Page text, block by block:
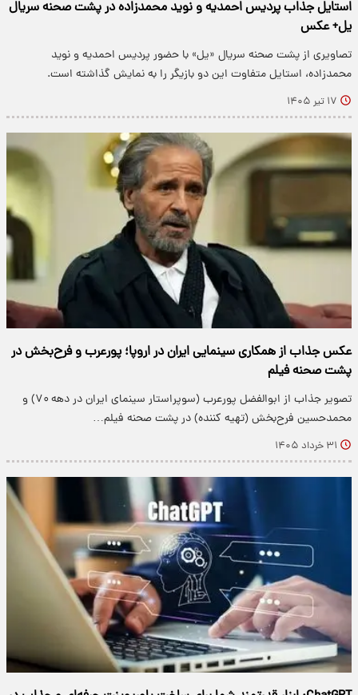
استایل جذاب پردیس احمدیه و نوید محمدزاده در پشت صحنه سریال
یل+ عکس
تصاویری از پشت صحنه سریال «یل» با حضور پردیس احمدیه و نوید
محمدزاده، استایل متفاوت این دو بازیگر را به نمایش گذاشته است.
۱۷ تیر ۱۴۰۵
عکس جذاب از همکاری سینمایی ایران در اروپا؛ پورعرب و فرح‌بخش در
پشت صحنه فیلم
تصویر جذاب از ابوالفضل پورعرب (سوپراستار سینمای ایران در دهه ۷۰) و
محمدحسین فرح‌بخش (تهیه کننده) در پشت صحنه فیلم…
۳۱ خرداد ۱۴۰۵